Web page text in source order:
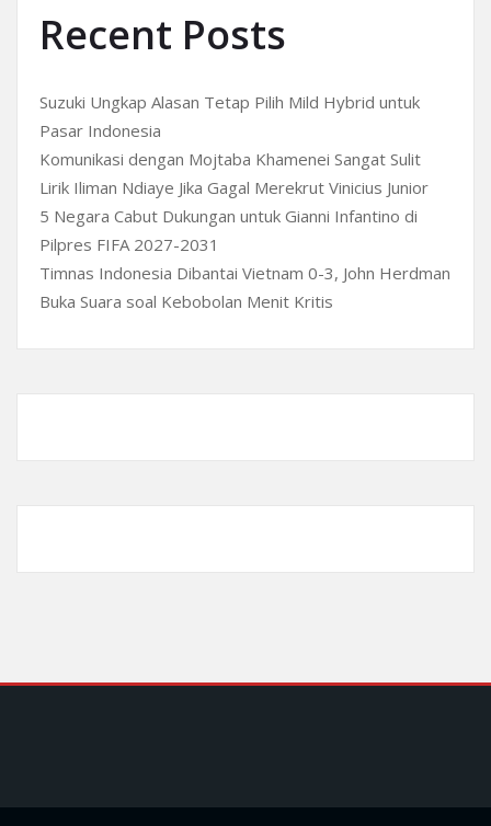
Recent Posts
Suzuki Ungkap Alasan Tetap Pilih Mild Hybrid untuk
Pasar Indonesia
Komunikasi dengan Mojtaba Khamenei Sangat Sulit
Lirik Iliman Ndiaye Jika Gagal Merekrut Vinicius Junior
5 Negara Cabut Dukungan untuk Gianni Infantino di
Pilpres FIFA 2027-2031
Timnas Indonesia Dibantai Vietnam 0-3, John Herdman
Buka Suara soal Kebobolan Menit Kritis